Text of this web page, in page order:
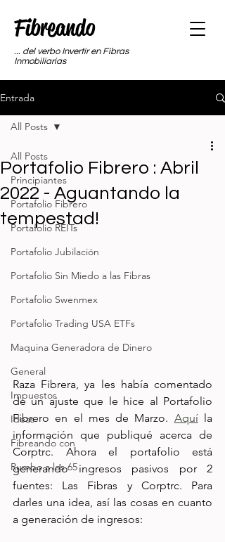
Fibreando
... del verbo Invertir en Fibras
Inmobiliarias
Entrada
All Posts
Principiantes
Portafolio Fibrero
Portafolio REITs
Portafolio Jubilación
Portafolio Sin Miedo a las Fibras
Portafolio Swenmex
Portafolio Trading USA ETFs
Maquina Generadora de Dinero
General
Impuestos
Ideas
Fibreando con
Rumbo a los 65
All Posts
Portafolio Fibrero : Abril
2022 - Aguantando la
tempestad!
Raza Fibrera, ya les había comentado
de un ajuste que le hice al Portafolio
Fibrero en el mes de Marzo. Aquí la
información que publiqué acerca de
Corptrc. Ahora el portafolio está
generando ingresos pasivos por 2
fuentes: Las Fibras y Corptrc. Para
darles una idea, así las cosas en cuanto
a generación de ingresos: